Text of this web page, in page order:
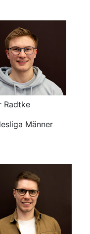
Radtke
Männer